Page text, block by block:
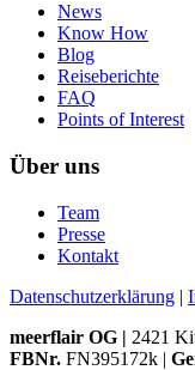
News
Know How
Blog
Reiseberichte
FAQ
Points of Interest
Über uns
Team
Presse
Kontakt
Datenschutzerklärung |
meerflair OG | 2421
FBNr. FN395172k |